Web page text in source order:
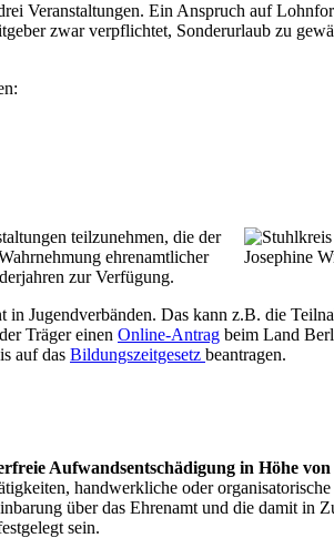
Veranstaltungen. Ein Anspruch auf
zwar verpflichtet, Sonderurlaub zu
Josephine
teilzunehmen, die der
ehrenamtlicher
zur Verfügung.
Jugendverbänden. Das kann z.B. die
Träger einen Online-Antrag beim Land
auf das Bildungszeitgesetz beantragen.
Aufwandsentschädigung in Höhe
handwerkliche oder
über das Ehrenamt und die damit in
sein.